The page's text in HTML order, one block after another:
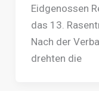
Eidgenossen
das 13.
Nach der
drehten die